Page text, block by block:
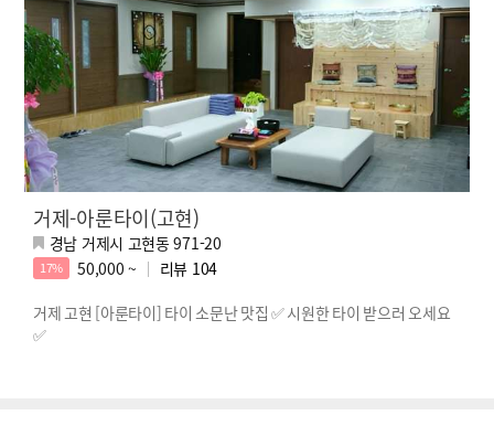
거제-아룬타이(고현)
경남 거제시 고현동 971-20
17% 50,000 ~ 리뷰 104
거제 고현 [아룬타이] 타이 소문난 맛집 ✅ 시원한 타이 받으러 오세요
✅